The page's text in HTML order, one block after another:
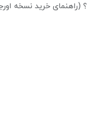
(راهنمای خرید نسخه